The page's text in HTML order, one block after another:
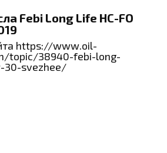
Febi Long Life HC-FO
https://www.oil-
topic/38940-febi-long-
30-svezhee/